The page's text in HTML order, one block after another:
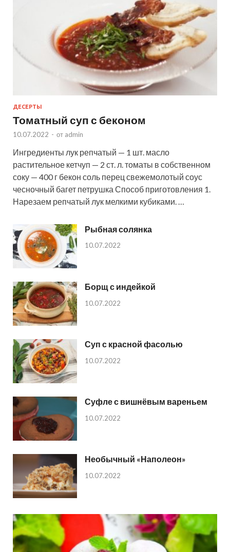
ДЕСЕРТЫ
Томатный суп с беконом
10.07.2022 - от admin
Ингредиенты лук репчатый — 1 шт. масло
растительное кетчуп — 2 ст. л. томаты в собственном
соку — 400 г бекон соль перец свежемолотый соус
чесночный багет петрушка Способ приготовления 1.
Нарезаем репчатый лук мелкими кубиками. …
Рыбная солянка
10.07.2022
Борщ с индейкой
10.07.2022
Суп с красной фасолью
10.07.2022
Суфле с вишнёвым вареньем
10.07.2022
Необычный «Наполеон»
10.07.2022